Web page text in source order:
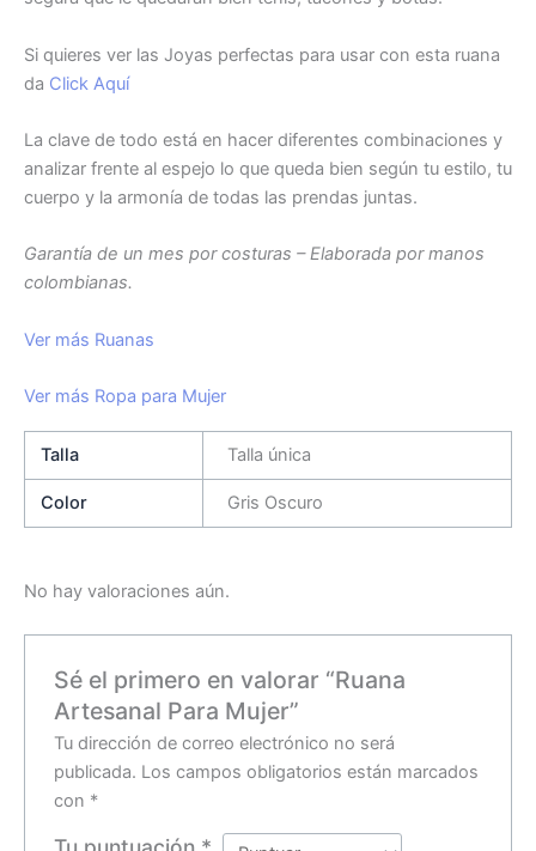
Si quieres ver las Joyas perfectas para usar con esta ruana
da Click Aquí
La clave de todo está en hacer diferentes combinaciones y
analizar frente al espejo lo que queda bien según tu estilo, tu
cuerpo y la armonía de todas las prendas juntas.
Garantía de un mes por costuras – Elaborada por manos
colombianas.
Ver más Ruanas
Ver más Ropa para Mujer
Talla Talla única
Color Gris Oscuro
No hay valoraciones aún.
Sé el primero en valorar “Ruana
Artesanal Para Mujer”
Tu dirección de correo electrónico no será
publicada. Los campos obligatorios están marcados
con *